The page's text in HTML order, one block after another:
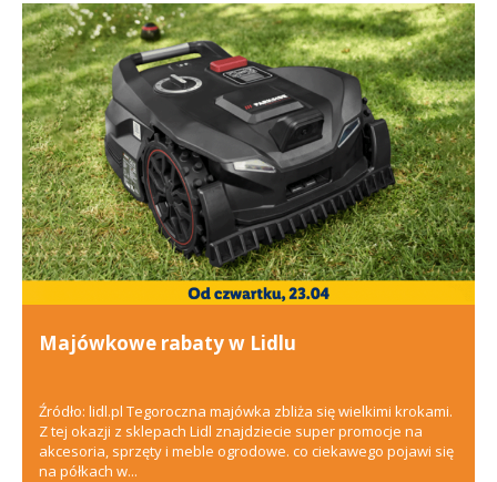
Majówkowe rabaty w Lidlu
Źródło: lidl.pl Tegoroczna majówka zbliża się wielkimi krokami.
Z tej okazji z sklepach Lidl znajdziecie super promocje na
akcesoria, sprzęty i meble ogrodowe. co ciekawego pojawi się
na półkach w...